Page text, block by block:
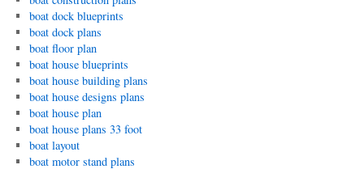
boat dock blueprints
boat dock plans
boat floor plan
boat house blueprints
boat house building plans
boat house designs plans
boat house plan
boat house plans 33 foot
boat layout
boat motor stand plans